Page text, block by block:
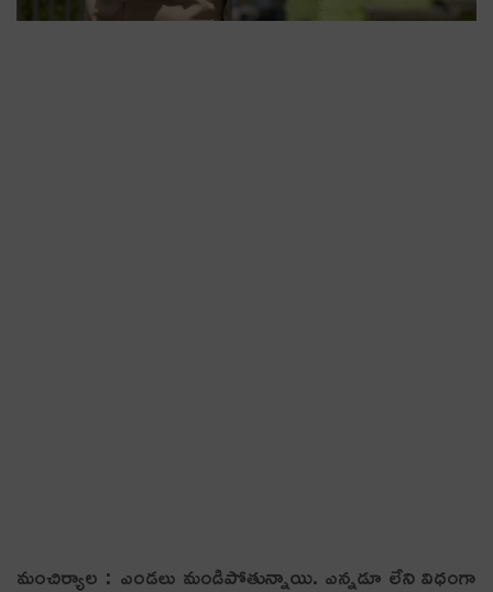
మంచిర్యాల : ఎండ‌లు మండిపోతున్నాయి. ఎన్న‌డూ లేని విధంగా